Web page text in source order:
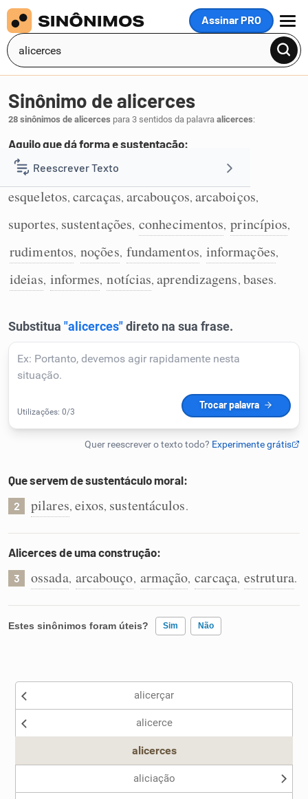
Assinar PRO
MENU
Reescrever Texto
Resumir Texto
Corrigir Texto
Detector de IA
Humanizador de IA
Caça-palavras
Dicionário
Sinônimos
Sinônimo de alicerces
28 sinônimos de alicerces para 3 sentidos da palavra alicerces:
Aquilo que dá forma e sustentação:
1 estruturas,infraestruturas armações
esqueletos, carcaças, arcabouços, arcaboiços,
suportes, sustentações, conhecimentos, princípios,
rudimentos, noções, fundamentos, informações,
ideias, informes, notícias,aprendizagens, bases.
Que servem de sustentáculo moral:
2 pilares, eixos, sustentáculos.
Alicerces de uma construção:
3 ossada, arcabouço, armação, carcaça, estrutura.
Estes sinônimos foram úteis? Sim Não
Nenhum dos sinônimos apresentados me ajudou
alicerçar
alicerce
alicerces
aliciação